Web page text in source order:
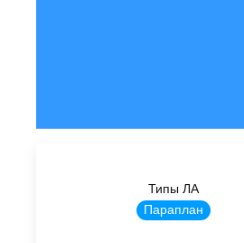
Типы ЛА
Параплан